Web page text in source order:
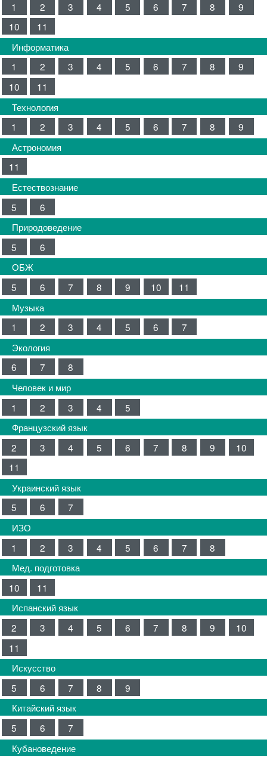
1 2 3 4 5 6 7 8
9
10
11
Информатика
1
2 3 4 5 6 7 8
9
10
11
Технология
1
2 3 4 5 6 7 8
9
Астрономия
11
Естествознание
5
6
Природоведение
5
6
ОБЖ
5
6 7 8 9 10
11
Музыка
1
2 3 4 5 6
7
Экология
6
7
8
Человек и мир
1
2 3 4
5
Французский язык
2
3 4 5 6 7 8 9
10
11
Украинский язык
5
6
7
ИЗО
1
2 3 4 5 6 7
8
Мед. подготовка
10
11
Испанский язык
2
3 4 5 6 7 8 9
10
11
Искусство
5
6 7 8
9
Китайский язык
5
6
7
Кубановедение